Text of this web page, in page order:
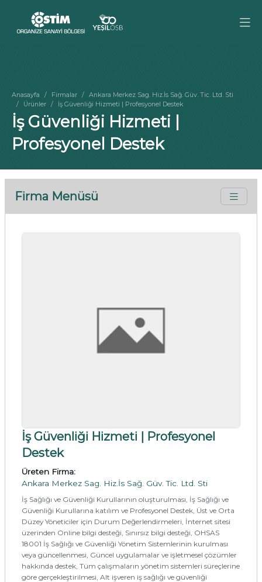
Anasayfa Firmalar
Ankara Merkez Sag. Hiz.İs Sağ. Güv. Tic. Ltd. Sti
Ürünler
İş Güvenliği Hizmeti | Profesyonel Destek
İş Güvenliği Hizmeti |
Profesyonel Destek
Firma Menüsü
İş Güvenliği Hizmeti | Profesyonel
Destek
Üreten Firma:
Ankara Merkez Sag. Hiz.İs Sağ. Güv. Tic. Ltd. Sti
İş Sağlığı ve Güvenliği Kurullarının oluşturulması, İş Sağlığı ve
Güvenliği Kurullarına katılım ve Profesyonel Destek, Üst ve Orta
Düzey Yöneticiler için Durum Değerlendirmeleri, İnternet sitesi
üzerinden Online bilgi desteği, Sınırsız bilgi desteği, OHSAS
18001 İş Sağlığı ve Güvenliği Yönetim Sistemlerinin kurulması
veya güncellenmesi, Güncel uygulamalar ve işletmesel çözümler
hakkında destek, Tüm çalışmaların yönetim sistemleri süreçlerine
göre gerçekleştirilmesi, Alt işveren iş sağlığı ve güvenliği